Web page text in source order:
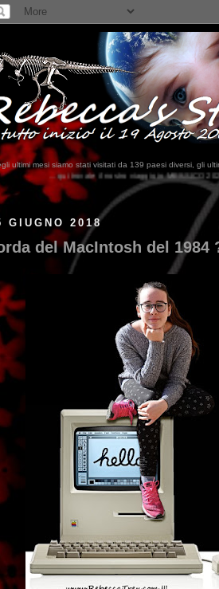
ultimi mesi siamo stati visitati da 139 paesi diversi, gli
in MESSICO 2023...clikka qui !!!
GIUGNO 2018
del MacIntosh del 1984